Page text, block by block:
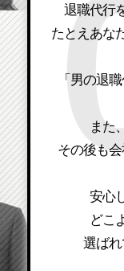
退職代行
たとえあな
「男の退
また
その後も会
安心
どこ
選ばれ